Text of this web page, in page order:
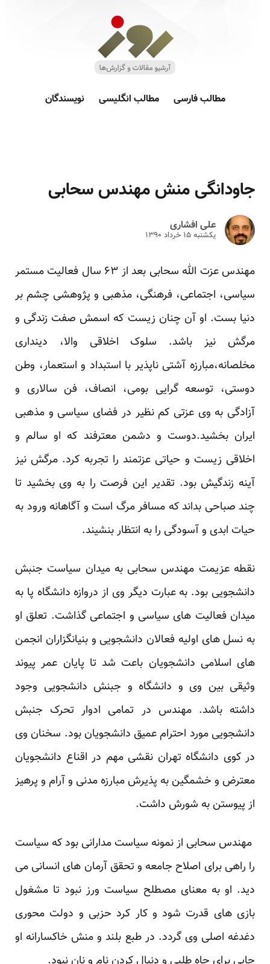
مطالب فارسی مطالب انگلیسی نویسندگان
جاودانگی منش مهندس سحابی
علی افشاری
یکشنبه ۱۵ خرداد ۱۳۹۰
مهندس عزت الله سحابی بعد از ۶۳ سال فعالیت مستمر
سیاسی، اجتماعی، فرهنگی، مذهبی و پژوهشی چشم بر
دنیا بست. او آن چنان زیست که اسمش صفت زندگی و
مرگش نیز باشد. سلوک اخلاقی والا، دینداری
مخلصانه،مبارزه آشتی ناپذیر با استبداد و استعمار، وطن
دوستی، توسعه گرایی بومی، انصاف، فن سالاری و
آزادگی به وی عزتی کم نظیر در فضای سیاسی و مذهبی
ایران بخشید.دوست و دشمن معترفند که او سالم و
اخلاقی زیست و حیاتی عزتمند را تجربه کرد. مرگش نیز
آینه زندگیش بود. تقدیر این فرصت را به وی بخشید تا
چند صباحی بداند که مسافر مرگ است و آگاهانه ورود به
حیات ابدی و آسودگی را به انتظار بنشیند.
نقطه عزیمت مهندس سحابی به میدان سیاست جنبش
دانشجویی بود. به عبارت دیگر وی از دروازه دانشگاه پا به
میدان فعالیت های سیاسی و اجتماعی گذاشت. تعلق او
به نسل های اولیه فعالان دانشجویی و بنیانگزاران انجمن
های اسلامی دانشجویان باعت شد تا پایان عمر پیوند
وثیقی بین وی و دانشگاه و جبنش دانشجویی وجود
داشته باشد. مهندس در تمامی ادوار تحرک جنبش
دانشجویی مورد احترام عمیق دانشجویان بود. سخنان وی
در کوی دانشگاه تهران نقشی مهم در اقناع دانشجویان
معترض و خشمگین به پذیرش مبارزه مدنی و آرام و پرهیز
از پیوستن به شورش داشت.
مهندس سحابی از نمونه سیاست مدارانی بود که سیاست
را راهی برای اصلاح جامعه و تحقق آرمان های انسانی می
دید. او به معنای مصطلح سیاست ورز نبود تا مشغول
بازی های قدرت شود و کار کرد حزبی و دولت محوری
دغدغه اصلی وی گردد. در طبع بلند و منش خاکسارانه او